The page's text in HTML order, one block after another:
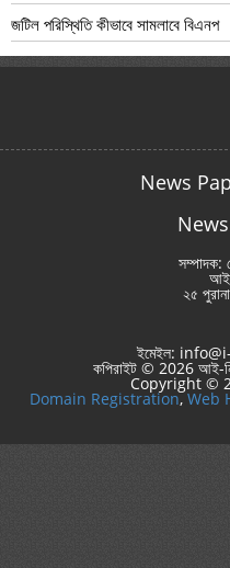
জটিল পরিস্থিতি কীভাবে সামলাবে বিএনপ
News
সম্পাদক:
২৫
ইমেইল:
কপিরাইট © 2026 আই-
Copyright ©
Domain Registration,Web